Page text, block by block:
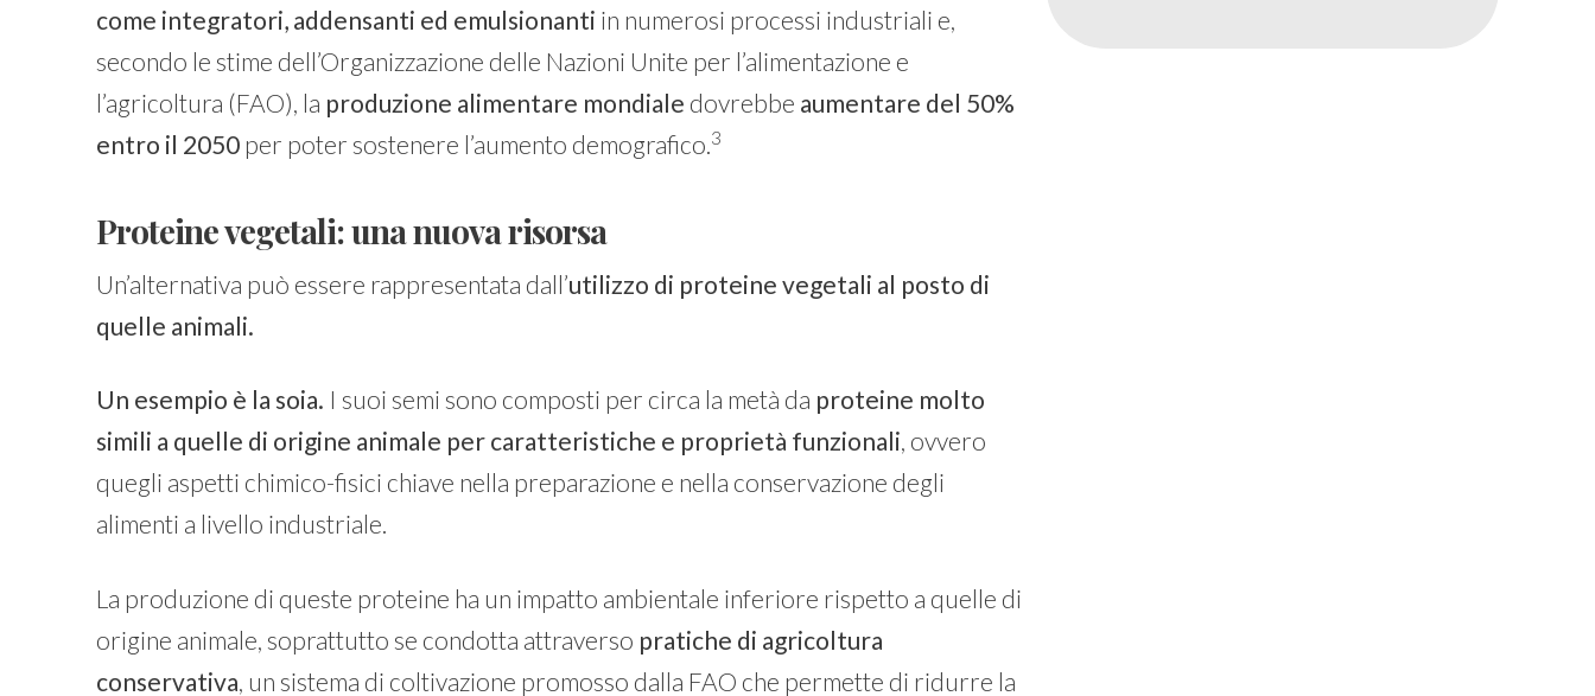
come integratori, addensanti ed emulsionanti in numerosi processi industriali e,
secondo le stime dell’Organizzazione delle Nazioni Unite per l’alimentazione e
l’agricoltura (FAO), la produzione alimentare mondiale dovrebbe aumentare del 50%
entro il 2050per poter sostenere l’aumento demografico.3
Proteine vegetali: una nuova risorsa
Un’alternativa può essere rappresentata dall’utilizzo di proteine vegetali al posto di
quelle animali.
Un esempio è la soia. I suoi semi sono composti per circa la metà da proteine molto
simili a quelle di origine animale per caratteristiche e proprietà funzionali, ovvero
quegli aspetti chimico-fisici chiave nella preparazione e nella conservazione degli
alimenti a livello industriale.
La produzione di queste proteine ha un impatto ambientale inferiore rispetto a quelle di
origine animale, soprattutto se condotta attraverso pratiche di agricoltura
conservativa , un sistema di coltivazione promosso dalla FAO che permette di ridurre la